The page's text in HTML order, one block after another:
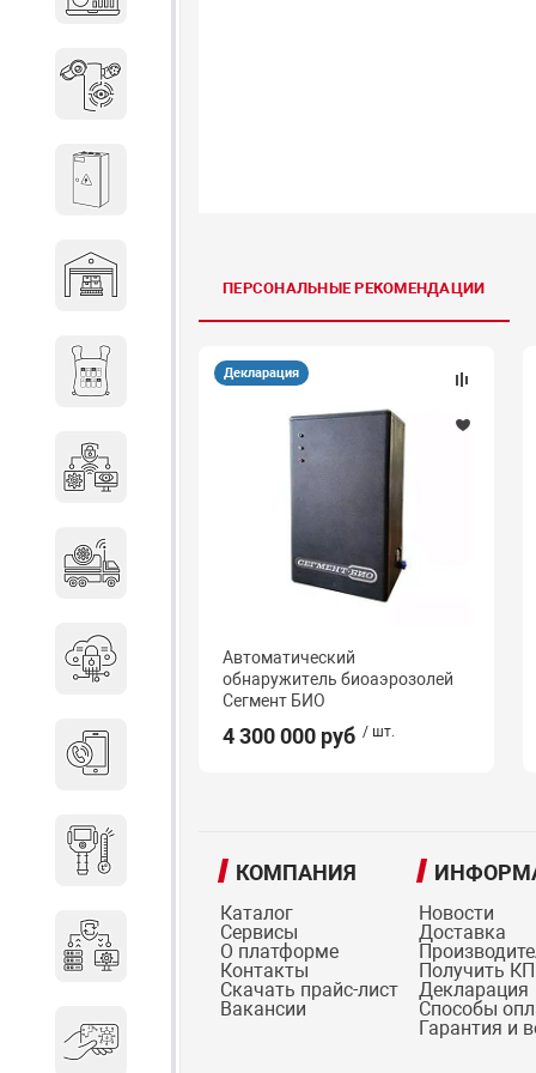
Снаряжение и экипировка
Специальная техника
Специальные автомобили
Средства защиты информации
Технические средства охраны
ПЕРСОНАЛЬНЫЕ РЕКОМЕНДАЦИИ
Декларация
Автоматический
обнаружитель биоаэрозолей
Сегмент БИО
4 300 000 руб / шт.
КОМПАНИЯ
Каталог
Сервисы
О платформе
Контакты
Скачать прайс-лист
Вакансии
Новости
Доставка
Получить КП
Декларация
Способы
Гарантия и